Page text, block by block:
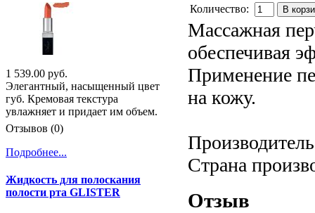
Количество: В
Массажная
обеспечивая
Применение
на кожу.
Страна
Отзыв
1 539.00 руб.
Элегантный, насыщенный цвет
губ. Кремовая текстура
увлажняет и придает им объем.
Отзывов (0)
Подробнее...
Жидкость для полоскания
полости рта GLISTER